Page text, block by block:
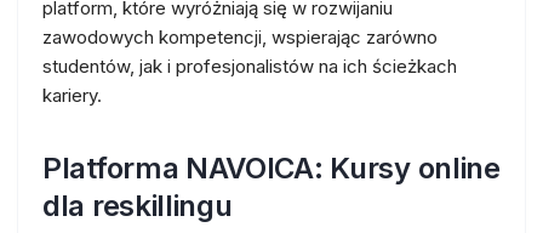
platform, które wyróżniają się w rozwijaniu
zawodowych kompetencji, wspierając zarówno
studentów, jak i profesjonalistów na ich ścieżkach
kariery.
Platforma NAVOICA: Kursy online
dla reskillingu